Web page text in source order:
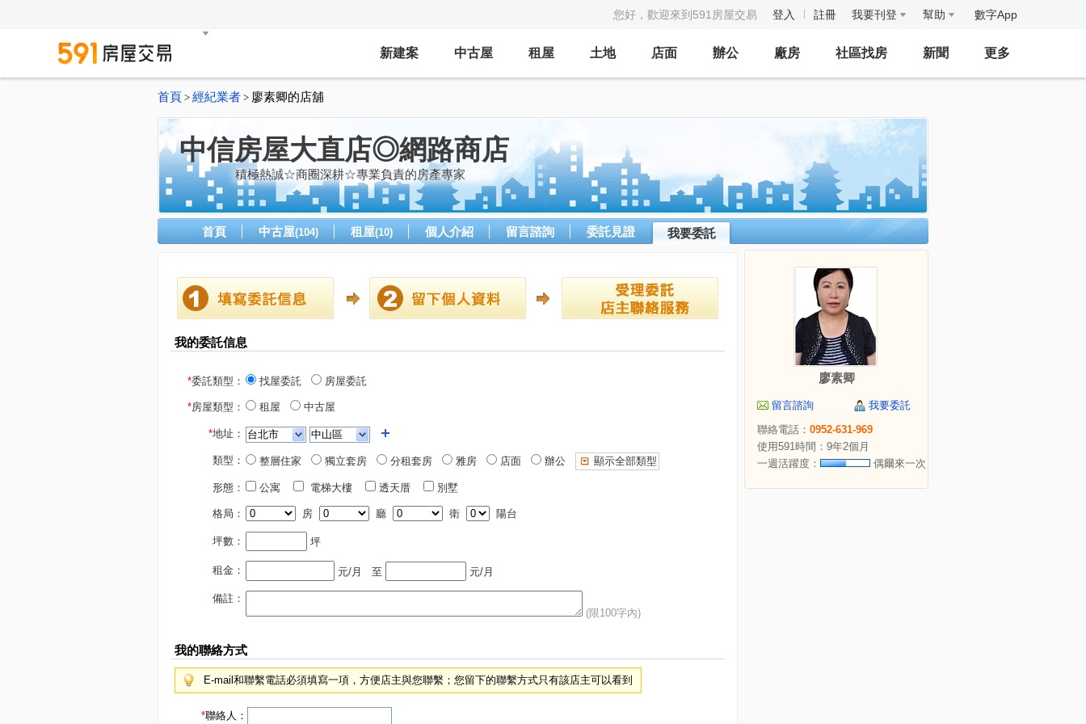
您好，歡迎來到591房屋交易 登入 註冊 我要刊登 幫助 數字App
新建案 中古屋 租屋 土地 店面 辦公 廠房 社區找房 新聞 更多
首頁 > 經紀業者 > 廖素卿的店舖
中信房屋大直店◎網路商店
積極熱誠☆商圈深耕☆專業負責的房產專家
首頁 中古屋(104) 租屋(10) 個人介紹 留言諮詢 委託見證 我要委託
我的委託信息
*委託類型： 找屋委託 房屋委託
*房屋類型： 租屋 中古屋
*地址：
類型： 整層住家 獨立套房 分租套房 雅房 店面 辦公 顯示全部類型
形態： 公寓 電梯大樓 透天厝 別墅
格局： 房 廳 衛 陽台
坪數： 坪
租金： 元/月 至 元/月
備註：
(限100字內)
我的聯絡方式
E-mail和聯繫電話必須填寫一項，方便店主與您聯繫；您留下的聯繫方式只有該店主可以看到
*聯絡人：
廖素卿
留言諮詢
我要委託
聯絡電話： 0952-631-969
使用591時間：9年2個月
一週活躍度：
偶爾來一次